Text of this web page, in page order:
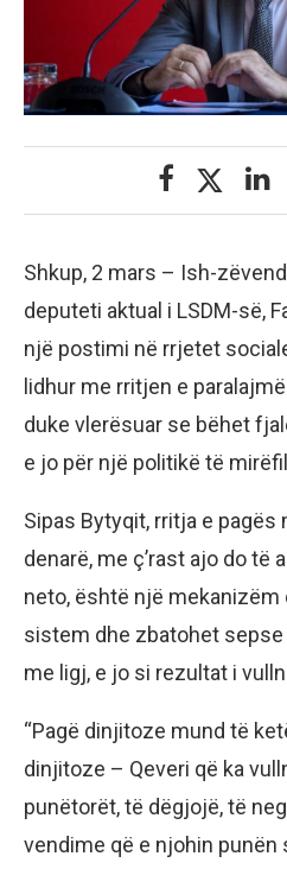
Shkup, 2 mars – Ish-
deputeti aktual i LSDM-së,
një postimi në rrjetet
lidhur me rritjen e
duke vlerësuar se bëhet
e jo për një politikë të
Sipas Bytyqit, rritja e pagës
denarë, me ç’rast ajo do të
neto, është një
sistem dhe zbatohet
me ligj, e jo si rezultat i
“Pagë dinjitoze mund të
dinjitoze – Qeveri që ka
punëtorët, të dëgjojë, të
vendime që e njohin punën